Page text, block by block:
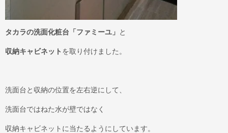
タカラの洗面化粧台「ファミーユ」 と
収納キャビネット を取り付けました。
洗面台と収納の位置を左右逆にして、
洗面台ではねた水が壁ではなく
収納キャビネットに当たるようにしています。